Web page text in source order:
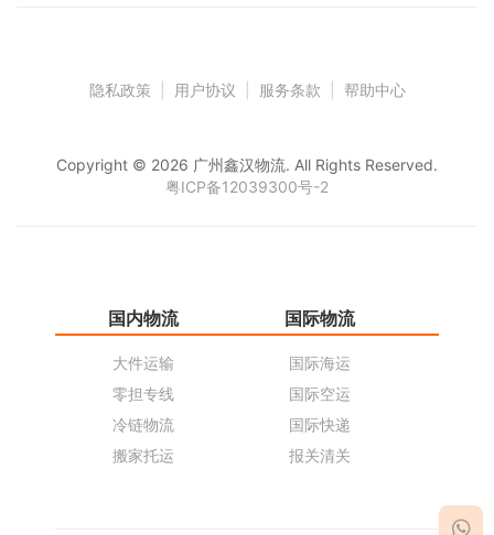
隐私政策 用户协议 服务条款 帮助中心
Copyright © 2026 广州鑫汉物流. All Rights Reserved.
粤ICP备12039300号-2
国内物流
大件运输
零担专线
冷链物流
搬家托运
国际物流
国际海运
国际空运
国际快递
报关清关